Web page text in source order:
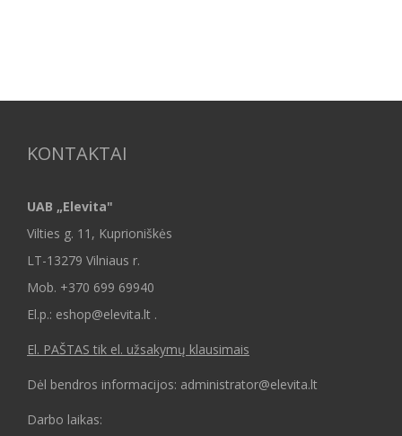
KONTAKTAI
UAB „Elevita"
Vilties g. 11, Kuprioniškės
LT-13279 Vilniaus r.
Mob. +370 699 69940
El.p.: eshop@elevita.lt .
El. PAŠTAS tik el. užsakymų klausimais
Dėl bendros informacijos: administrator@elevita.lt
Darbo laikas: